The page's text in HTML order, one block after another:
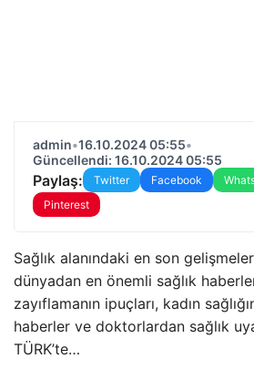
admin•16.10.2024 05:55•
Güncellendi: 16.10.2024 05:55
Paylaş: Twitter Facebook
Pinterest
Sağlık alanındaki en son
dünyadan en önemli sağlık
zayıflamanın ipuçları, kadın
haberler ve doktorlardan sağlık
TÜRK’te…